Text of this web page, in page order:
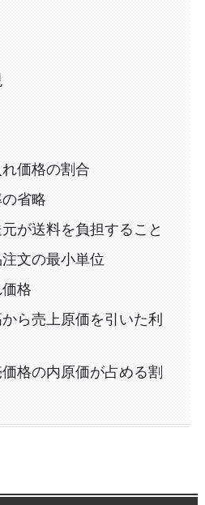
価格の割合
省略
が送料を負担すること
文の最小単位
格
ら売上原価を引いた利
格の内原価が占める割